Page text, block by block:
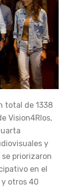
total de 1338
Vision4RIos,
y
priorizaron
en el
otros 40